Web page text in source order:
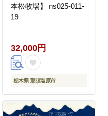
本松牧場】 ns025-011-
19
32,000円
栃木県 那須塩原市